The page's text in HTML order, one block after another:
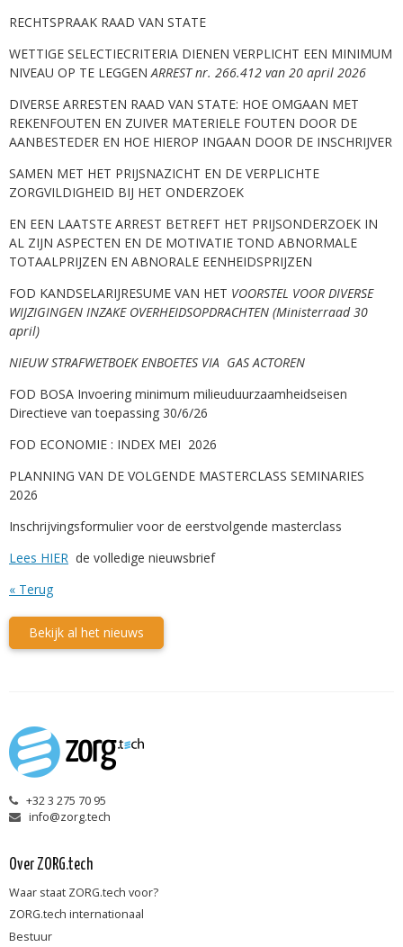
RECHTSPRAAK RAAD VAN STATE
WETTIGE SELECTIECRITERIA DIENEN VERPLICHT EEN MINIMUM
NIVEAU OP TE LEGGENARREST nr. 266.412 van 20 april 2026
DIVERSE ARRESTEN RAAD VAN STATE: HOE OMGAAN MET
REKENFOUTEN EN ZUIVER MATERIELE FOUTEN DOOR DE
AANBESTEDER EN HOE HIEROP INGAAN DOOR DE INSCHRIJVER
SAMEN MET HET PRIJSNAZICHT EN DE VERPLICHTE
ZORGVILDIGHEID BIJ HET ONDERZOEK
EN EEN LAATSTE ARREST BETREFT HET PRIJSONDERZOEK IN
AL ZIJN ASPECTEN EN DE MOTIVATIE TOND ABNORMALE
TOTAALPRIJZEN EN ABNORALE EENHEIDSPRIJZEN
FOD KANDSELARIJRESUME VAN HET VOORSTEL VOOR DIVERSE
WIJZIGINGEN INZAKE OVERHEIDSOPDRACHTEN (Ministerraad 30
april)
NIEUW STRAFWETBOEK ENBOETES VIA GAS ACTOREN
FOD BOSA Invoering minimum milieuduurzaamheidseisen
Directieve van toepassing 30/6/26
FOD ECONOMIE : INDEX MEI 2026
PLANNING VAN DE VOLGENDE MASTERCLASS SEMINARIES
2026
Inschrijvingsformulier voor de eerstvolgende masterclass
Lees HIER de volledige nieuwsbrief
« Terug
Bekijk al het nieuws
+32 3 275 70 95
info@zorg.tech
Over ZORG.tech
Waar staat ZORG.tech voor?
ZORG.tech internationaal
Bestuur